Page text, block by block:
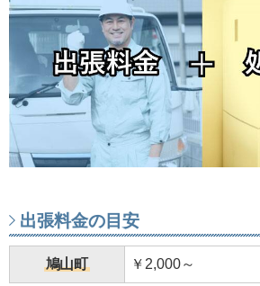
出張料金の目安
鳩山町 ￥2,000～